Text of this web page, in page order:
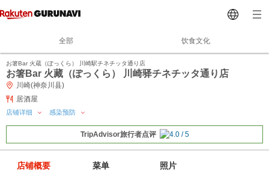
全部 饮食文化
お箸Bar 火蔵（ぽっくら） 川崎駅チネチッタ通り店
お箸Bar 火藏（ぽっくら） 川崎驿チネチッタ通り店
川崎(神奈川县)
居酒屋
店铺详细 感染预防
TripAdvisor旅行者点评
店铺概要 菜单 照片